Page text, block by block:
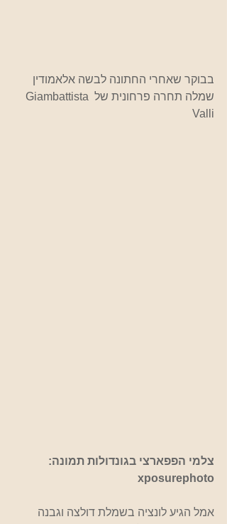
בבוקר שאחרי החתונה לבשה אלאמודין
שמלה תחרה פרחונית של Giambattista
Valli
צלמי הפפארצי בגונדולות תמונה:
xposurephoto
אמל הגיע לונציה בשמלת דולצה וגבנה